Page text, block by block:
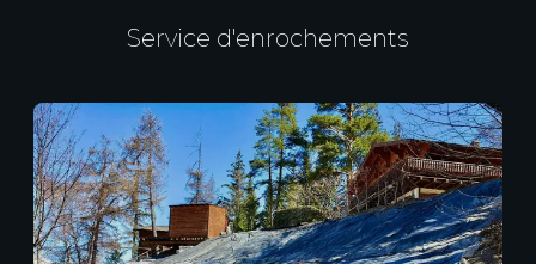
Service d'enrochements